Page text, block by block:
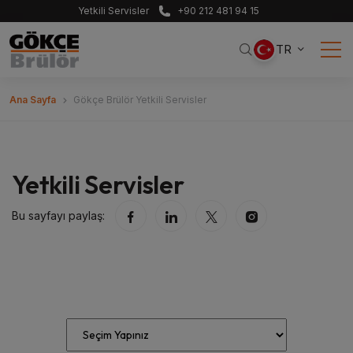
Yetkili Servisler +90 212 481 94 15
TR
Ana Sayfa Gökçe Brülör Yetkili Servisler
Yetkili Servisler
Bu sayfayı paylaş: